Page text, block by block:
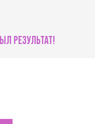
РЕЗУЛЬТАТ!